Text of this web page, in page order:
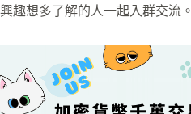
興趣想多了解的人一起入群交流。